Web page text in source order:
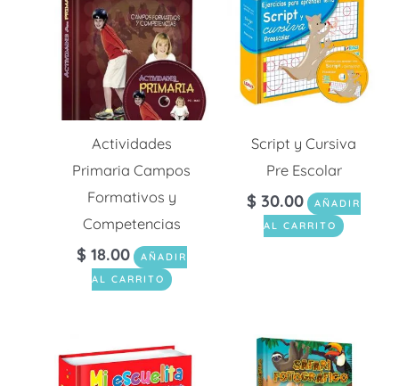
Actividades
Primaria Campos
Formativos y
Competencias
$ 18.00
AÑADIR
AL CARRITO
Script y Cursiva
Pre Escolar
$ 30.00
AÑADIR
AL CARRITO